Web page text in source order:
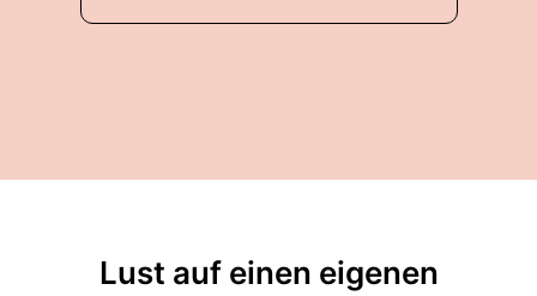
Lust auf einen eigenen